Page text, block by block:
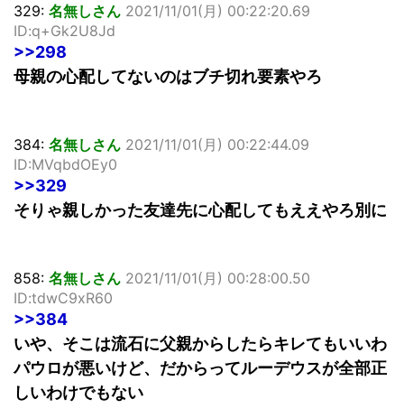
329: 名無しさん 2021/11/01(月) 00:22:20.69
ID:q+Gk2U8Jd
>>298
母親の心配してないのはブチ切れ要素やろ
384: 名無しさん 2021/11/01(月) 00:22:44.09
ID:MVqbdOEy0
>>329
そりゃ親しかった友達先に心配してもええやろ別に
858: 名無しさん 2021/11/01(月) 00:28:00.50
ID:tdwC9xR60
>>384
いや、そこは流石に父親からしたらキレてもいいわ
パウロが悪いけど、だからってルーデウスが全部正
しいわけでもない